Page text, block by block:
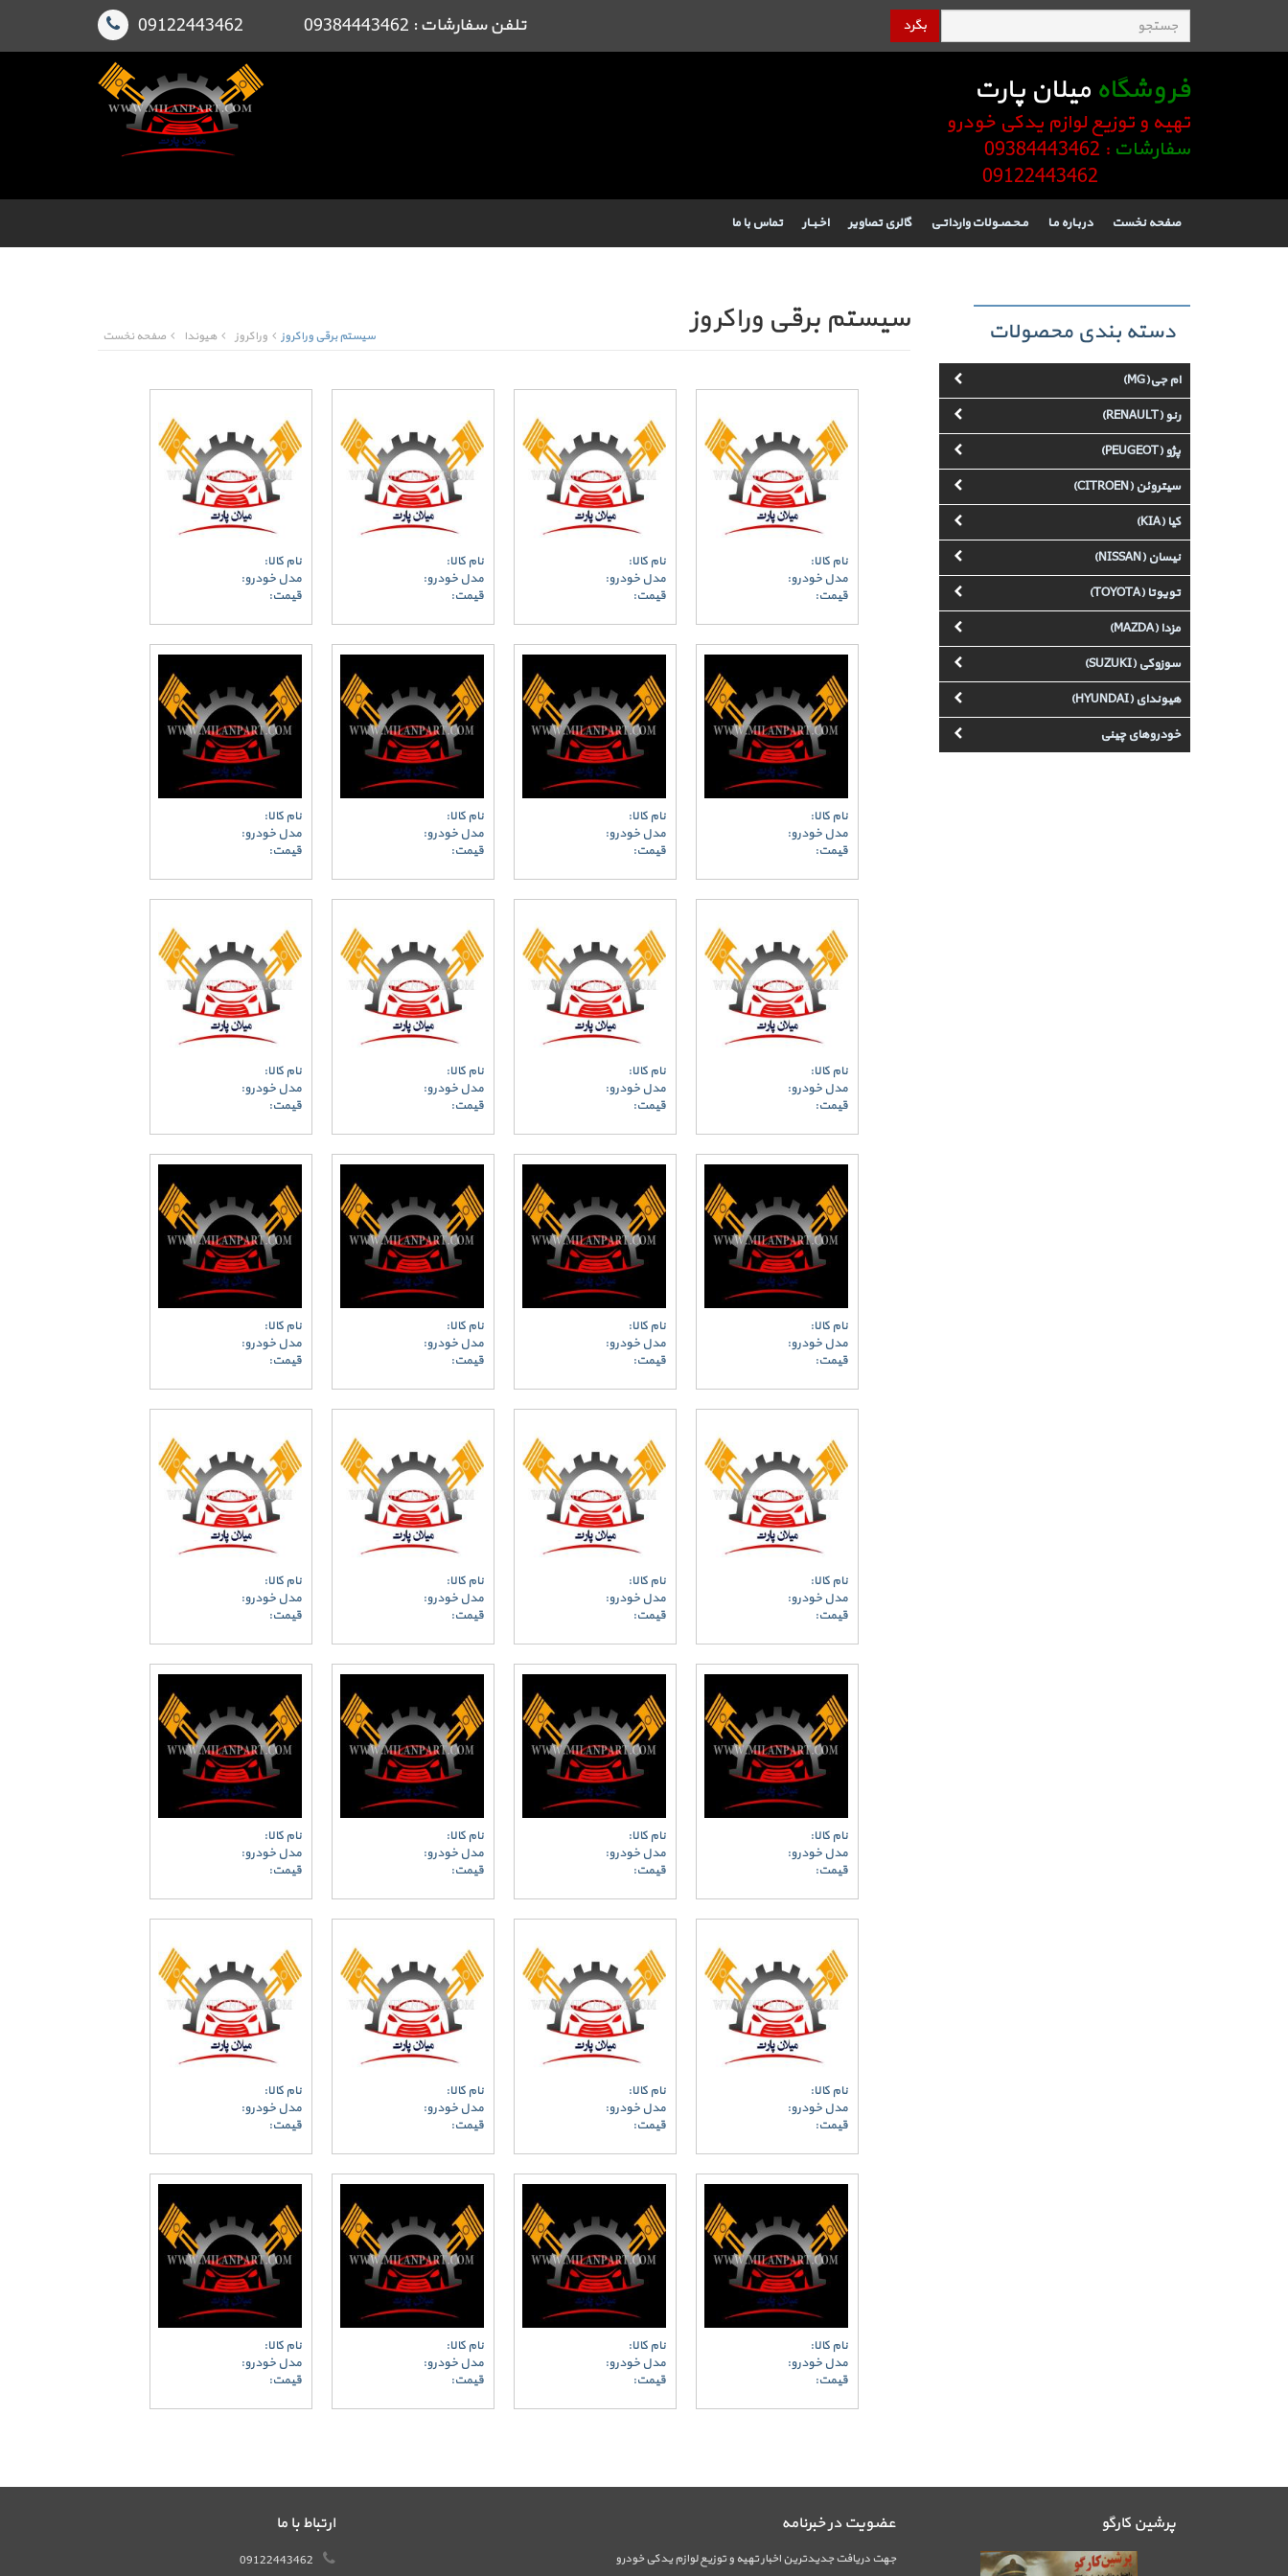
بگرد تلفن سفارشات : 09384443462 09122443462
فروشگاه میلان پارت
تهیه و توزیع لوازم یدکی خودرو
سفارشات : 09384443462
صفحه نخست دربـاره مـا مـحـصـولات وارداتـی گالری تصاویر اخـبــار تماس با ما
دسته بندی محصولات
ام جی(MG)
رنو (RENAULT)
پژو (PEUGEOT)
سیتروئن (CITROEN)
کیا (KIA)
نیسان (NISSAN)
تویوتا (TOYOTA)
مزدا (MAZDA)
سوزوکی (SUZUKI)
هیوندای (HYUNDAI)
خودروهای چینی
سیستم برقی وراکروز صفحه نخست هیوندا وراکروز سیستم برقی وراکروز
نام کالا:
مدل خودرو:
قیمت:
نام کالا:
مدل خودرو:
قیمت:
نام کالا:
مدل خودرو:
قیمت:
نام کالا:
مدل خودرو:
قیمت:
نام کالا:
مدل خودرو:
قیمت:
نام کالا:
مدل خودرو:
قیمت:
نام کالا:
مدل خودرو:
قیمت:
نام کالا:
مدل خودرو:
قیمت:
نام کالا:
مدل خودرو:
قیمت:
نام کالا:
مدل خودرو:
قیمت:
نام کالا:
مدل خودرو:
قیمت:
نام کالا:
مدل خودرو:
قیمت:
نام کالا:
مدل خودرو:
قیمت:
نام کالا:
مدل خودرو:
قیمت:
نام کالا:
مدل خودرو:
قیمت:
نام کالا:
مدل خودرو:
قیمت:
نام کالا:
مدل خودرو:
قیمت:
نام کالا:
مدل خودرو:
قیمت:
نام کالا:
مدل خودرو:
قیمت:
نام کالا:
مدل خودرو:
قیمت:
نام کالا:
مدل خودرو:
قیمت:
نام کالا:
مدل خودرو:
قیمت:
نام کالا:
مدل خودرو:
قیمت:
نام کالا:
مدل خودرو:
قیمت:
نام کالا:
مدل خودرو:
قیمت:
نام کالا:
مدل خودرو:
قیمت:
نام کالا:
مدل خودرو:
قیمت:
نام کالا:
مدل خودرو:
قیمت:
نام کالا:
مدل خودرو:
قیمت:
نام کالا:
مدل خودرو:
قیمت:
نام کالا:
مدل خودرو:
قیمت:
نام کالا:
مدل خودرو:
قیمت:
پرشین کارگو عضویت در خبرنامه
جهت دریافت جدیدترین اخبار تهیه و توزیع لوازم یدکی خودرو
ارتباط با ما
09122443462